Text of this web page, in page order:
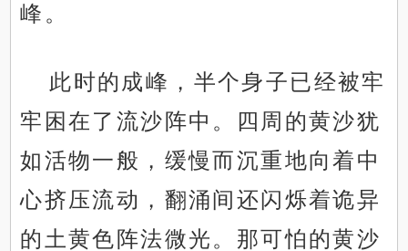
峰。
此时的成峰，半个身子已经被牢
牢困在了流沙阵中。四周的黄沙犹
如活物一般，缓慢而沉重地向着中
心挤压流动，翻涌间还闪烁着诡异
的土黄色阵法微光。那可怕的黄沙